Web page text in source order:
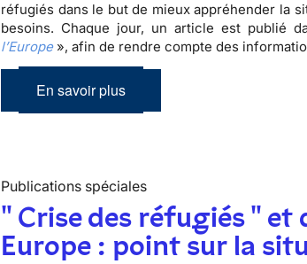
réfugiés dans le but de mieux appréhender la
besoins. Chaque jour, un article est publié
l’Europe», afin de rendre compte des
En savoir plus
Publications spéciales
" Crise des réfugiés " et
Europe : point sur la